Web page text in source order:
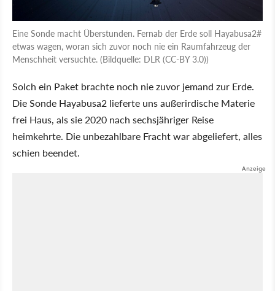
Eine Sonde macht Überstunden. Fernab der Erde soll Hayabusa2#
etwas wagen, woran sich zuvor noch nie ein Raumfahrzeug der
Menschheit versuchte. (Bildquelle: DLR (CC-BY 3.0))
Solch ein Paket brachte noch nie zuvor jemand zur Erde.
Die Sonde Hayabusa2 lieferte uns außerirdische Materie
frei Haus, als sie 2020 nach sechsjähriger Reise
heimkehrte. Die unbezahlbare Fracht war abgeliefert, alles
schien beendet.